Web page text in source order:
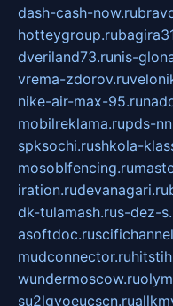
dash-cash-now.ru
hotteygroup.ru
dveriland73.runis-
vrema-zdorov.ru
nike-air-max-95.ru
mobilreklama.rupds-
spksochi.rushkola-
mosoblfencing.ru
iration.rudevanagari.ru
dk-tulamash.rus-dez-
asoftdoc.ru
mudconnector.ru
wundermoscow.ru
su2lgyoeucscn.ru